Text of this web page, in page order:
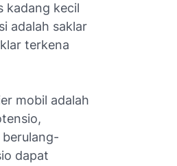
kadang kecil
adalah saklar
terkena
mobil adalah
dapat